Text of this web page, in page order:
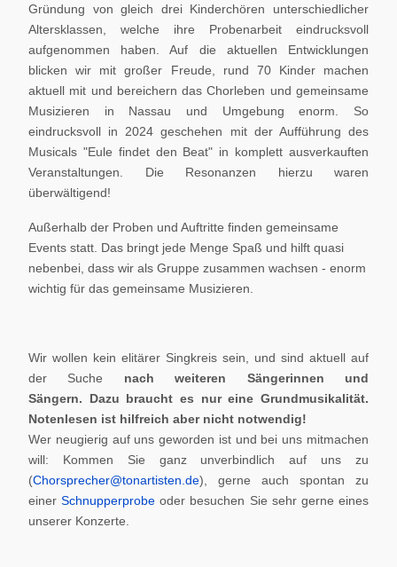
Gründung von gleich drei Kinderchören unterschiedlicher
Altersklassen, welche ihre Probenarbeit eindrucksvoll
aufgenommen haben. Auf die aktuellen Entwicklungen
blicken wir mit großer Freude, rund 70 Kinder machen
aktuell mit und bereichern das Chorleben und gemeinsame
Musizieren in Nassau und Umgebung enorm. So
eindrucksvoll in 2024 geschehen mit der Aufführung des
Musicals "Eule findet den Beat" in komplett ausverkauften
Veranstaltungen. Die Resonanzen hierzu waren
überwältigend!
Außerhalb der Proben und Auftritte finden gemeinsame
Events statt. Das bringt jede Menge Spaß und hilft quasi
nebenbei, dass wir als Gruppe zusammen wachsen - enorm
wichtig für das gemeinsame Musizieren.
Wir wollen kein elitärer Singkreis sein, und sind aktuell auf
der Suche nach weiteren Sängerinnen und
Sängern. Dazu braucht es nur eine Grundmusikalität.
Notenlesen ist hilfreich aber nicht notwendig!
Wer neugierig auf uns geworden ist und bei uns mitmachen
will: Kommen Sie ganz unverbindlich auf uns zu
(Chorsprecher@tonartisten.de), gerne auch spontan zu
einerSchnupperprobe oder besuchen Sie sehr gerne eines
unserer Konzerte.